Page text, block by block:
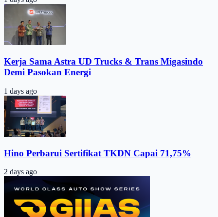
Kerja Sama Astra UD Trucks & Trans Migasindo
Demi Pasokan Energi
1 days ago
Hino Perbarui Sertifikat TKDN Capai 71,75%
2 days ago